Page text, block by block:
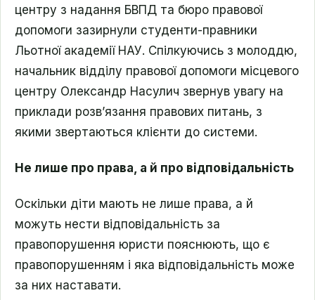
центру з надання БВПД та бюро правової
допомоги зазирнули студенти-правники
Льотної академії НАУ. Спілкуючись з молоддю,
начальник відділу правової допомоги місцевого
центру Олександр Насулич звернув увагу на
приклади розв’язання правових питань, з
якими звертаються клієнти до системи.
Не лише про права, а й про відповідальність
Оскільки діти мають не лише права, а й
можуть нести відповідальність за
правопорушення юристи пояснюють, що є
правопорушенням і яка відповідальність може
за них наставати.